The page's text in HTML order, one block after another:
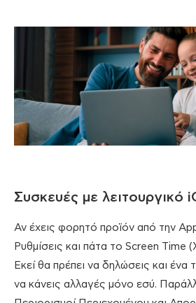
Συσκευές με λειτουργικό
Αν έχεις φορητό προϊόν από την
Ρυθμίσεις και πάτα το Screen Time
Εκεί θα πρέπει να δηλώσεις και ένα
να κάνεις αλλαγές μόνο εσύ.